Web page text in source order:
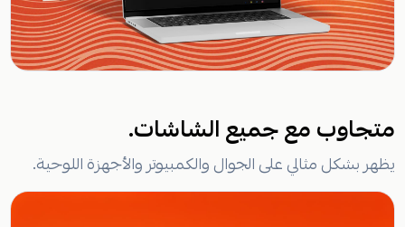
متجاوب مع جميع الشاشات.
يظهر بشكل مثالي على الجوال والكمبيوتر والأجهزة اللوحية.